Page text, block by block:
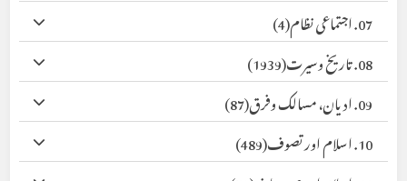
07. اجتماعی نظام
(4)
08. تاریخ وسیرت
(1939)
09. ادیان، مسالک وفرق
(87)
10. اسلام اور تصوف
(489)